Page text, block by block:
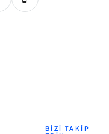
BİZİ TAKİP